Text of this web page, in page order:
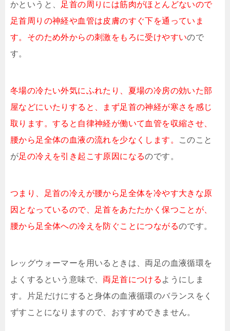
かというと、 足首の周りには筋肉がほとんどないので
足首周りの神経や血管は皮膚のすぐ下を通っていま
す。そのため外からの刺激をもろに受けやすいので
す。
冬場の冷たい外気にふれたり、夏場の冷房の効いた部
屋などにいたりすると、まず足首の神経が寒さを感じ
取ります。すると自律神経が働いて血管を収縮させ、
腰から足全体の血液の流れを少なくします。
このこと
が足の冷えを引き起こす原因になるのです。
つまり、足首の冷えが腰から足全体を冷やす大きな原
因となっているので、足首をあたたかく保つことが、
腰から足全体への冷えを防ぐことにつながるのです。
レッグウォーマーを用いるときは、両足の血液循環を
よくするという意味で、 両足首につける ようにしま
す。片足だけにすると身体の血液循環のバランスをく
ずすことになりますので、おすすめできません。